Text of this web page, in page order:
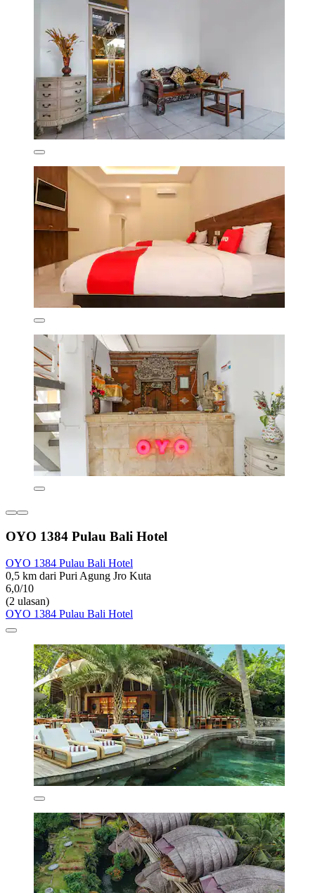
OYO 1384 Pulau Bali Hotel
OYO 1384 Pulau Bali Hotel
0,5 km dari Puri Agung Jro Kuta
6,0/10
(2 ulasan)
OYO 1384 Pulau Bali Hotel